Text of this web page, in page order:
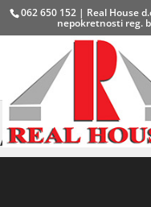
062 650 152 | Real House
nepokretnosti reg.